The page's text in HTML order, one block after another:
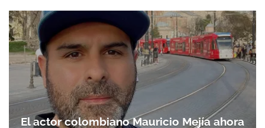
El actor colombiano Mauricio Mejía ahora